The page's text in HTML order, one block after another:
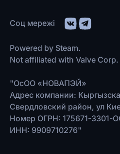
Соц мережі
Powered by Steam.
Not affiliated with Valve Corp.
"ОсОО «НОВАПЭЙ»
Адрес компании:
Свердловский район, ул
Номер ОГРН: 175671-3301-
ИНН: 9909710276"